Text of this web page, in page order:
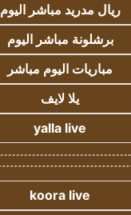
ريال مدريد مباشر اليوم
برشلونة مباشر اليوم
مباريات اليوم مباشر
يلا لايف
yalla live
koora live